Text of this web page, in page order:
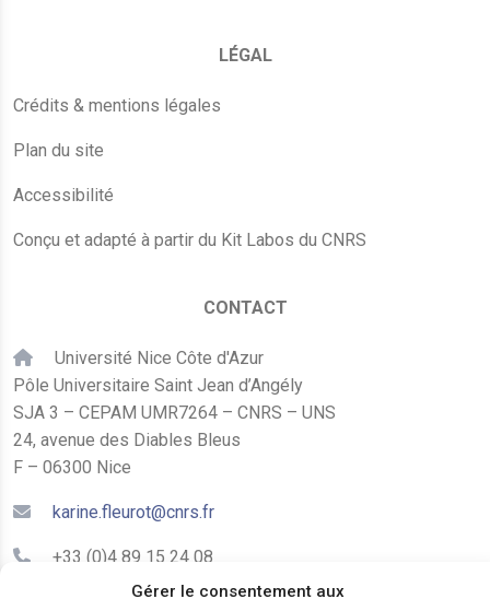
Gérer le consentement aux
LÉGAL
Crédits & mentions légales
Plan du site
Accessibilité
Conçu et adapté à partir du Kit Labos du CNRS
CONTACT
Université Nice Côte d'Azur
Pôle Universitaire Saint Jean d’Angély
SJA 3 – CEPAM UMR7264 – CNRS – UNS
24, avenue des Diables Bleus
F – 06300 Nice
karine.fleurot@cnrs.fr
+33 (0)4 89 15 24 08